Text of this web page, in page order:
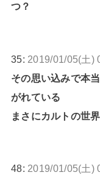
つ？
35: 2019/01/05(土)
その思い込みで本
がれている
まさにカルトの世
48: 2019/01/05(土)